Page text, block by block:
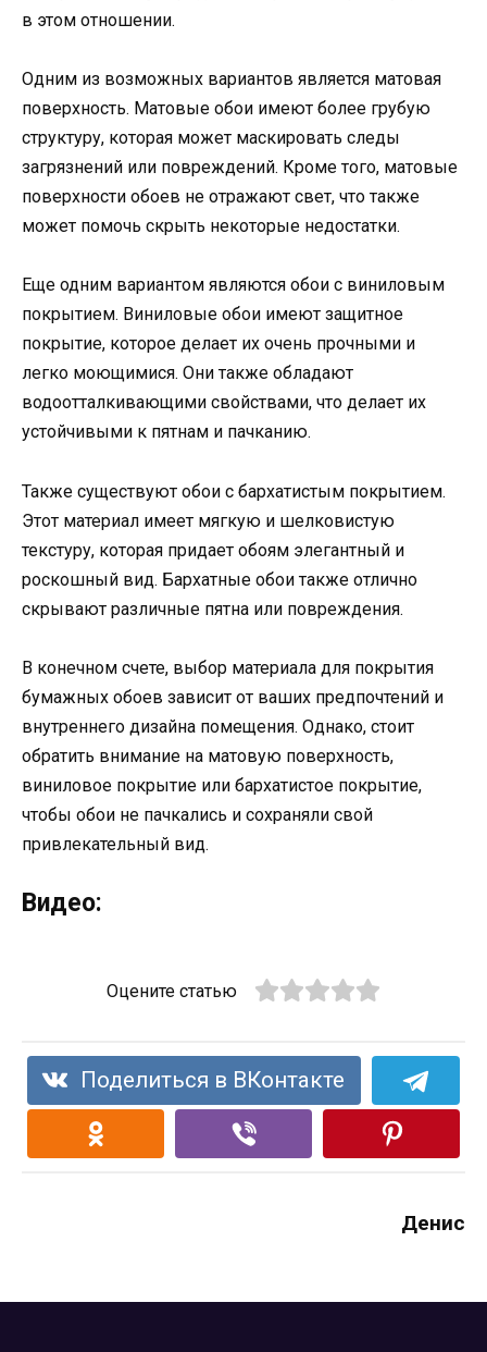
в этом отношении.
Одним из возможных вариантов является матовая
поверхность. Матовые обои имеют более грубую
структуру, которая может маскировать следы
загрязнений или повреждений. Кроме того, матовые
поверхности обоев не отражают свет, что также
может помочь скрыть некоторые недостатки.
Еще одним вариантом являются обои с виниловым
покрытием. Виниловые обои имеют защитное
покрытие, которое делает их очень прочными и
легко моющимися. Они также обладают
водоотталкивающими свойствами, что делает их
устойчивыми к пятнам и пачканию.
Также существуют обои с бархатистым покрытием.
Этот материал имеет мягкую и шелковистую
текстуру, которая придает обоям элегантный и
роскошный вид. Бархатные обои также отлично
скрывают различные пятна или повреждения.
В конечном счете, выбор материала для покрытия
бумажных обоев зависит от ваших предпочтений и
внутреннего дизайна помещения. Однако, стоит
обратить внимание на матовую поверхность,
виниловое покрытие или бархатистое покрытие,
чтобы обои не пачкались и сохраняли свой
привлекательный вид.
Видео:
Оцените статью
Поделиться в ВКонтакте
Денис